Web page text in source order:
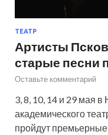
ТЕАТР
Артисты
старые песни
Оставьте комментарий
3, 8, 10, 14 и 29 мая
академического
пройдут